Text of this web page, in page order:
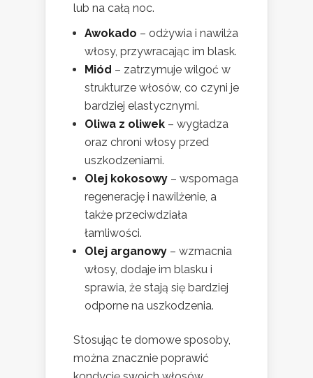
lub na całą noc.
Awokado – odżywia i nawilża
włosy, przywracając im blask.
Miód – zatrzymuje wilgoć w
strukturze włosów, co czyni je
bardziej elastycznymi.
Oliwa z oliwek – wygładza
oraz chroni włosy przed
uszkodzeniami.
Olej kokosowy – wspomaga
regenerację i nawilżenie, a
także przeciwdziała
łamliwości.
Olej arganowy – wzmacnia
włosy, dodaje im blasku i
sprawia, że stają się bardziej
odporne na uszkodzenia.
Stosując te domowe sposoby,
można znacznie poprawić